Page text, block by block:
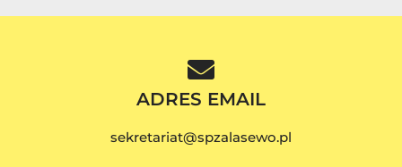
ADRES EMAIL
sekretariat@spzalasewo.pl